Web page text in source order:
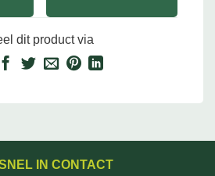
dit product via
IN CONTACT